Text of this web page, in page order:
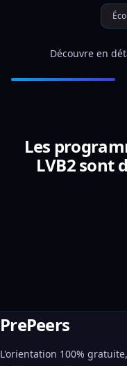
Découvre en
Les
LVB2 sont
PrePeers
L'orientation 100% gratuite,